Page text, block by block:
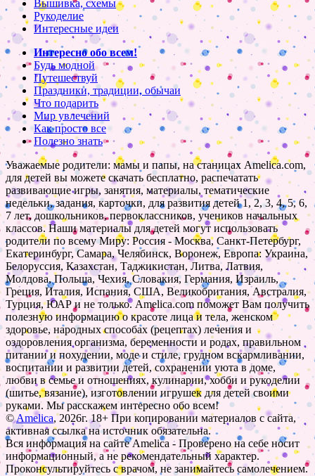
Вышивка, схемы
Рукоделие
Интересные идеи
Интересно обо всем!
Будь модной
Путешествуй
Праздники, традиции, обычаи
Что подарить
Мир увлечений
Как просто все
Полезно знать
Уважаемые родители: мамы и папы, на станицах Amelica.com,
для детей вы можете скачать бесплатно, распечатать
развивающие игры, занятия, материалы, тематические
недельки, задания, карточки, для развития детей 1, 2, 3, 4, 5, 6,
7 лет, дошкольников, первоклассников, учеников начальных
классов. Наши материалы для детей могут использовать
родители по всему Миру: Россия - Москва, Санкт-Петербург,
Екатеринбург, Самара, Челябинск, Воронеж, Европа: Украина,
Белоруссия, Казахстан, Таджикистан, Литва, Латвия,
Молдова, Польша, Чехия, Словакия, Германия, Израиль,
Греция, Италия, Испания, США, Великобритания, Австралия,
Турция, ЮАР и не только. Amelica.com поможет Вам получить
полезную информацию о красоте лица и тела, женском
здоровье, народных способах (рецептах) лечения и
оздоровления организма, беременности и родах, правильном
питании и похудении, моде и стиле, грудном вскармливании,
воспитании и развитии детей, сохранении уюта в доме,
любви в семье и отношениях, кулинарии, хобби и рукоделии
(шитье, вязание), изготовлении игрушек для детей своими
руками. Мы расскажем интересно обо всем!
©Amelica, 2026г. 18+ При копировании материалов с сайта,
активная ссылка на источник обязательна.
Вся информация на сайте Amelica - Проверено на себе носит
информационный, а не рекомендательный характер.
Проконсультируйтесь с врачом, не занимайтесь самолечением.